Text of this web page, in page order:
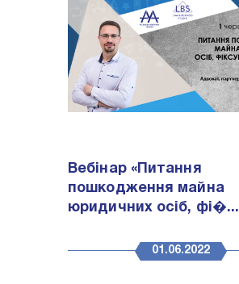
Вебінар «Питання
пошкодження майна
юридичних осіб, фі�...
01.06.2022